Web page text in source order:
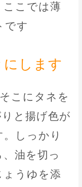
こでは薄
です
します
こにタネを
と揚げ色が
しっかり
油を切っ
うゆを添